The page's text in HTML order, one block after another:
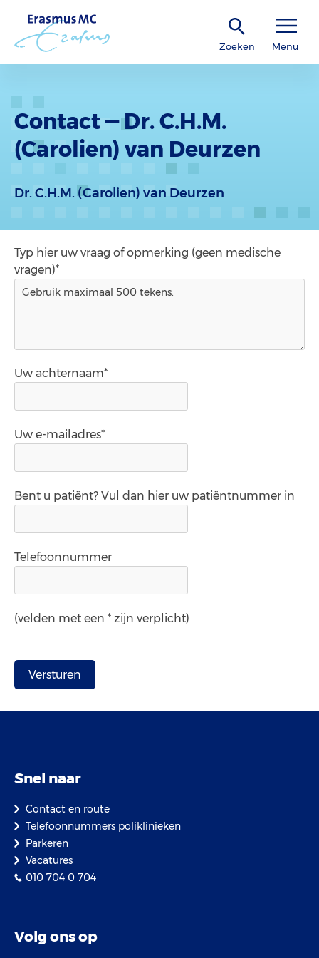
Zoeken Menu
Contact — Dr. C.H.M.
(Carolien) van Deurzen
Dr. C.H.M. (Carolien) van Deurzen
Typ hier uw vraag of opmerking (geen medische
vragen)*
Uw achternaam*
Uw e-mailadres*
Bent u patiënt? Vul dan hier uw patiëntnummer in
Telefoonnummer
(velden met een * zijn verplicht)
Snel naar
Contact en route
Telefoonnummers poliklinieken
Parkeren
Vacatures
010 704 0 704
Volg ons op